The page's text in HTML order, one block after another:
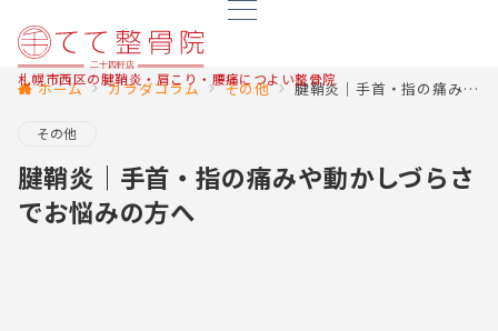
札幌市西区の腱鞘炎・肩こり・腰痛につよい整骨院
ホーム カラダコラム その他 腱鞘炎｜手首・指の痛みや動かしづらさでお悩みの方へ
その他
腱鞘炎｜手首・指の痛みや動かしづらさ
でお悩みの方へ